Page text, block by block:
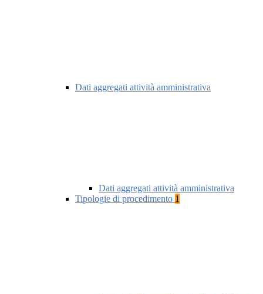
Dati aggregati attività amministrativa
Dati aggregati attività amministrativa
Tipologie di procedimento 1